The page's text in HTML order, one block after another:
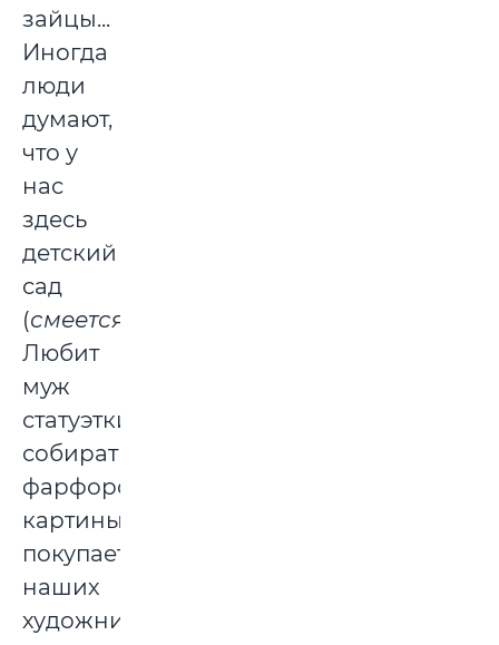
зайцы...
Иногда
люди
думают,
что у
нас
здесь
детский
сад
(смеется
Любит
муж
статуэтки
собирать
фарфоровые,
картины
покупает
наших
художников.